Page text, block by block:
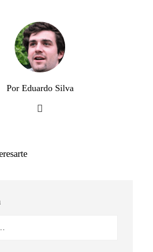
Por Eduardo Silva